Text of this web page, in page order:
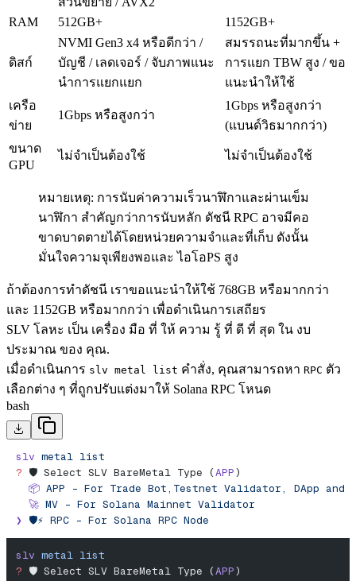
RAM 512GB+ 1152GB+
ดิสก์
NVMI Gen3 x4 หรือดีกว่า /
บัญชี / เลดเจอร์ / จับภาพแนะ
นําการแยกแยก
สมรรถนะที่มากขึ้น +
การแยก TBW สูง / ขอ
แนะนําให้ใช้
เครือ
ข่าย
1Gbps หรือสูงกว่า
1Gbps หรือสูงกว่า
(แบนด์วิธมากกว่า)
ขนาด
GPU
ไม่จําเป็นต้องใช้ ไม่จําเป็นต้องใช้
หมายเหตุ: การนับค่าความเร็วนาฬิกาและผ่านเข็ม
นาฬิกา สําคัญกว่าการนับหลัก ดัชนี RPC อาจมีคอ
ขาดบาดตายได้โดยหน่วยความจําและที่เก็บ ดังนั้น
มั่นใจความจุเพียงพอและ ไอโอPS สูง
ถ้าต้องการทําดัชนี เราขอแนะนําให้ใช้ 768GB หรือมากกว่า
และ 1152GB หรือมากกว่า เพื่อดําเนินการเสถียร
SLV โลหะ เป็น เครื่อง มือ ที่ ให้ ความ รู้ ที่ ดี ที่ สุด ใน งบ
ประมาณ ของ คุณ.
เมื่อดําเนินการ slv metal list คําสั่ง, คุณสามารถหา RPC ตัว
เลือกต่าง ๆ ที่ถูกปรับแต่งมาให้ Solana RPC โหนด
bash
slv metal list
? 🛡️ Select SLV BareMetal Type (APP)
  📦
APP - For Trade Bot,Testnet Validator, DApp and
  🚀
MV - For Solana Mainnet Validator
❯ 🛡️⚡️ RPC - For Solana RPC Node
slv metal list
? 🛡️ Select SLV BareMetal Type (APP)